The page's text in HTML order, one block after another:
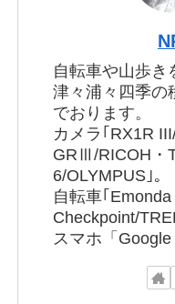
自転車や山歩き
津々浦々四季の
でおります。
カメラ｢RX1R
GRⅢ/RICOH・
6/OLYMPUS｣。
自転車｢Emonda
Checkpoint/
スマホ「Google